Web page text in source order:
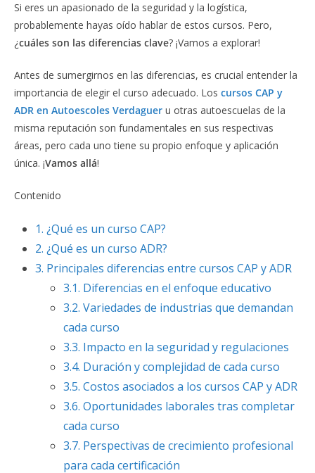
Si eres un apasionado de la seguridad y la logística,
probablemente hayas oído hablar de estos cursos. Pero,
¿cuáles son las diferencias clave? ¡Vamos a explorar!
Antes de sumergirnos en las diferencias, es crucial entender la
importancia de elegir el curso adecuado. Los cursos CAP y
ADR en Autoescoles Verdaguer u otras autoescuelas de la
misma reputación son fundamentales en sus respectivas
áreas, pero cada uno tiene su propio enfoque y aplicación
única. ¡Vamos allá!
Contenido
1. ¿Qué es un curso CAP?
2. ¿Qué es un curso ADR?
3. Principales diferencias entre cursos CAP y ADR
3.1. Diferencias en el enfoque educativo
3.2. Variedades de industrias que demandan
cada curso
3.3. Impacto en la seguridad y regulaciones
3.4. Duración y complejidad de cada curso
3.5. Costos asociados a los cursos CAP y ADR
3.6. Oportunidades laborales tras completar
cada curso
3.7. Perspectivas de crecimiento profesional
para cada certificación